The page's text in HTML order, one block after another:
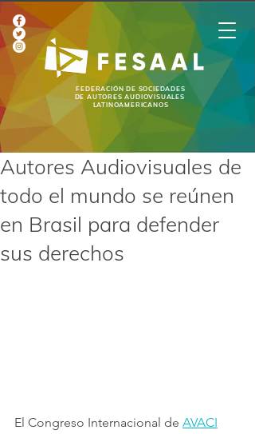
FEDERACIÓN DE SOCIEDADES
DE AUTORES AUDIOVISUALES
LATINOAMERICANOS
Autores Audiovisuales de
todo el mundo se reúnen
en Brasil para defender
sus derechos
El Congreso Internacional de AVACI